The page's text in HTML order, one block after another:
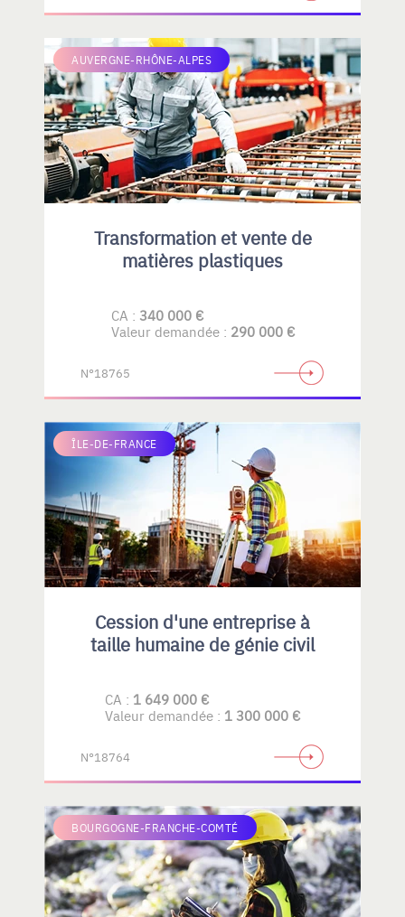
AUVERGNE-RHÔNE-ALPES
Transformation et vente de
matières plastiques
CA : 340 000 €
Valeur demandée : 290 000 €
N°18765
ÎLE-DE-FRANCE
Cession d'une entreprise à
taille humaine de génie civil
CA : 1 649 000 €
Valeur demandée : 1 300 000 €
N°18764
BOURGOGNE-FRANCHE-COMTÉ